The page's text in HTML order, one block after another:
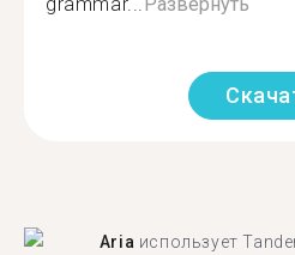
Aria использует